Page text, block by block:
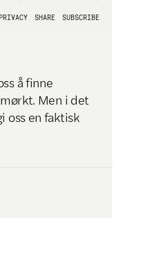
å finne
Men i det
oss en faktisk